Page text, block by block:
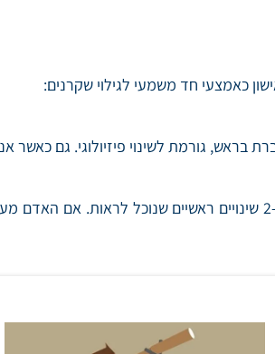
גורמת לשינוי פיזיולוגי. גם כאשר
את כל ארבע התגובות שנמצאו אפשר לחלק ל-2 שינויים